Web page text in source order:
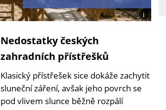
i
Foto:
Nedostatky českých
zahradních přístřešků
Klasický přístřešek sice dokáže zachytit
sluneční záření, avšak jeho povrch se
pod vlivem slunce běžně rozpálí